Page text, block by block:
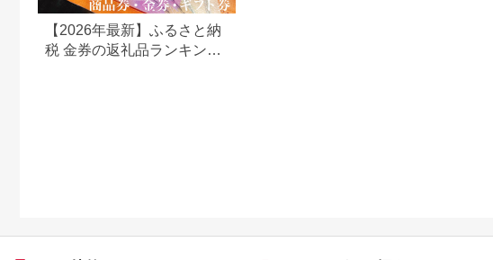
【2026年最新】ふるさと納
税 金券の返礼品ランキング